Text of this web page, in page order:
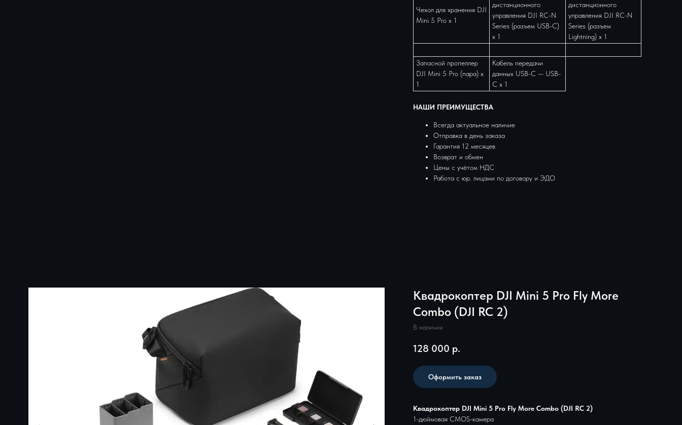
Чехол для хранения DJI
Mini 5 Pro x 1
дистанционного
управления DJI RC-N
Series (разъем USB-C)
x 1
дистанционного
управления DJI RC-N
Series (разъем
Lightning) x 1
Запасной пропеллер
DJI Mini 5 Pro (пара) x
1
Кабель передачи
данных USB-C — USB-
C x 1
НАШИ ПРЕИМУЩЕСТВА
Всегда актуальное наличие
Отправка в день заказа
Гарантия 12 месяцев
Возврат и обмен
Цены c учётом НДС
Работа с юр. лицами по договору и ЭДО
Квадрокоптер DJI Mini 5 Pro Fly More
Combo (DJI RC 2)
В наличии
128 000 р.
Оформить заказ
Квадрокоптер DJI Mini 5 Pro Fly More Combo (DJI RC 2)
1-дюймовая CMOS-камера